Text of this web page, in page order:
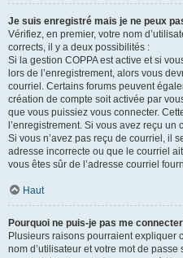
Je suis enregistré mais je ne peux
Vérifiez, en premier, votre nom
corrects, il y a deux possibilités :
Si la gestion COPPA est active et si
lors de l’enregistrement, alors vous
courriel. Certains forums peuvent
création de compte soit activée par
que vous puissiez vous connecter.
l’enregistrement. Si vous avez reçu
Si vous n’avez pas reçu de courriel, il
adresse incorrecte ou que le courriel
vous êtes sûr de l’adresse courriel
Haut
Pourquoi ne puis-je pas me
Plusieurs raisons pourraient expliquer
nom d’utilisateur et votre mot de